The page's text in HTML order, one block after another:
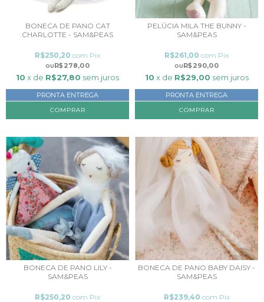
BONECA DE PANO CAT
CHARLOTTE - SAM&PEAS
R$278,00
R$250,20 com Pix
10 x de R$27,80 sem juros
PRONTA ENTREGA
PELÚCIA MILA THE BUNNY -
SAM&PEAS
R$290,00
R$261,00 com Pix
10 x de R$29,00 sem juros
PRONTA ENTREGA
BONECA DE PANO LILY -
SAM&PEAS
R$250,20 com Pix
BONECA DE PANO BABY DAISY -
SAM&PEAS
R$239,40 com Pix